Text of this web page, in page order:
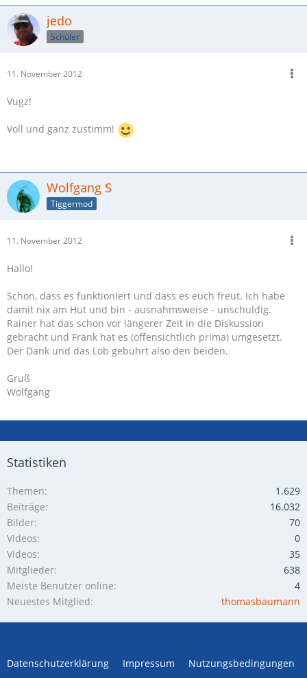
jedo
Schüler
11. November 2012
Vugz!
Voll und ganz zustimm!
Wolfgang S
Tiggermod
11. November 2012
Hallo!
Schön, dass es funktioniert und dass es euch freut. Ich habe
damit nix am Hut und bin - ausnahmsweise - unschuldig.
Rainer hat das schon vor längerer Zeit in die Diskussion
gebracht und Frank hat es (offensichtlich prima) umgesetzt.
Der Dank und das Lob gebührt also den beiden.
Gruß
Wolfgang
Statistiken
Themen
1.629
Beiträge
16.032
Bilder
70
Videos
0
Videos
35
Mitglieder
638
Meiste Benutzer online
4
Neuestes Mitglied
thomasbaumann
Datenschutzerklärung Impressum Nutzungsbedingungen